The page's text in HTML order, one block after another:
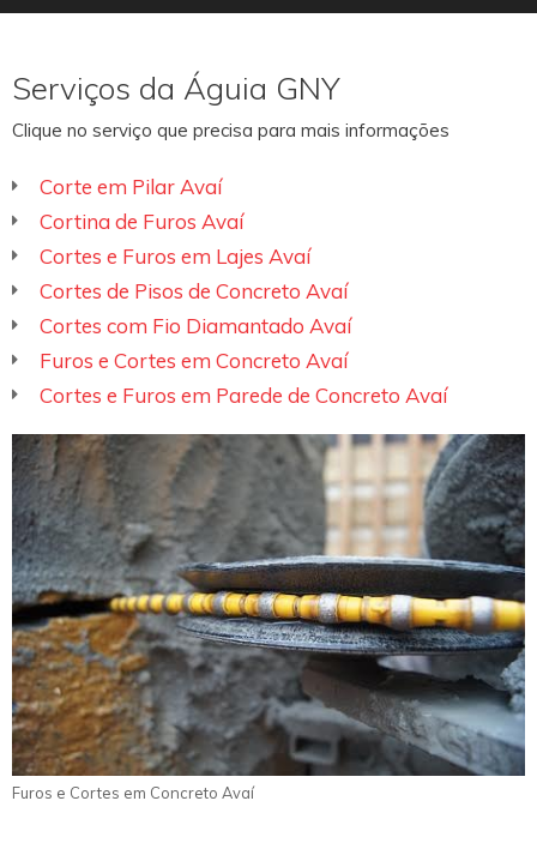
Serviços da Águia GNY
Clique no serviço que precisa para mais informações
Corte em Pilar Avaí
Cortina de Furos Avaí
Cortes e Furos em Lajes Avaí
Cortes de Pisos de Concreto Avaí
Cortes com Fio Diamantado Avaí
Furos e Cortes em Concreto Avaí
Cortes e Furos em Parede de Concreto Avaí
Furos e Cortes em Concreto Avaí